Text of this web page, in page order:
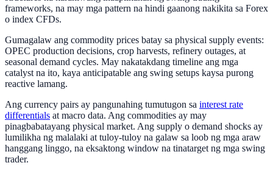
frameworks, na may mga pattern na hindi gaanong nakikita sa Forex
o index CFDs.
Gumagalaw ang commodity prices batay sa physical supply events:
OPEC production decisions, crop harvests, refinery outages, at
seasonal demand cycles. May nakatakdang timeline ang mga
catalyst na ito, kaya anticipatable ang swing setups kaysa purong
reactive lamang.
Ang currency pairs ay pangunahing tumutugon sa interest rate
differentials at macro data. Ang commodities ay may
pinagbabatayang physical market. Ang supply o demand shocks ay
lumilikha ng malalaki at tuloy-tuloy na galaw sa loob ng mga araw
hanggang linggo, na eksaktong window na tinatarget ng mga swing
trader.